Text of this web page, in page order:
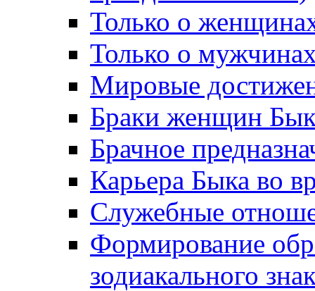
Только о
Только о
Мировые
Браки женщин
Брачное
Карьера Быка во
Служебные
Формирование
зодиакального